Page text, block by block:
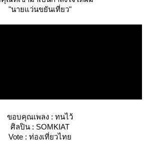
"นายแว่นขยันเที่ยว"
ขอบคุณเพลง : ทนไว้
ศิลปิน : SOMKIAT
Vote : ท่องเที่ยวไท